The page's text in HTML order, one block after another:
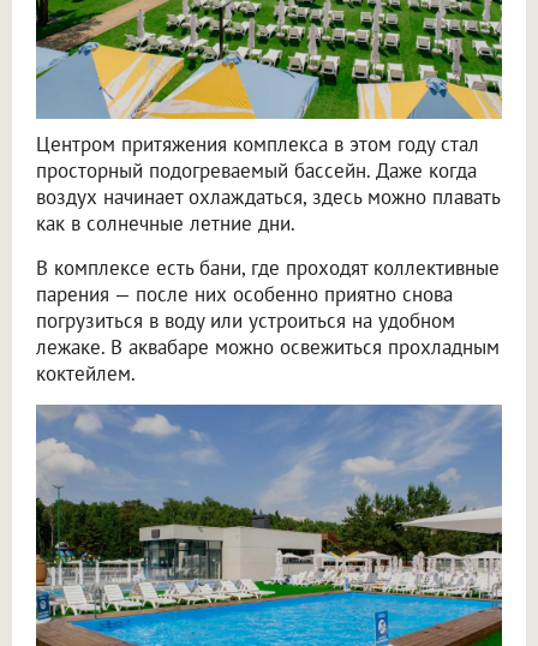
Центром притяжения комплекса в этом году стал
просторный подогреваемый бассейн. Даже когда
воздух начинает охлаждаться, здесь можно плавать
как в солнечные летние дни.
В комплексе есть бани, где проходят коллективные
парения — после них особенно приятно снова
погрузиться в воду или устроиться на удобном
лежаке. В аквабаре можно освежиться прохладным
коктейлем.